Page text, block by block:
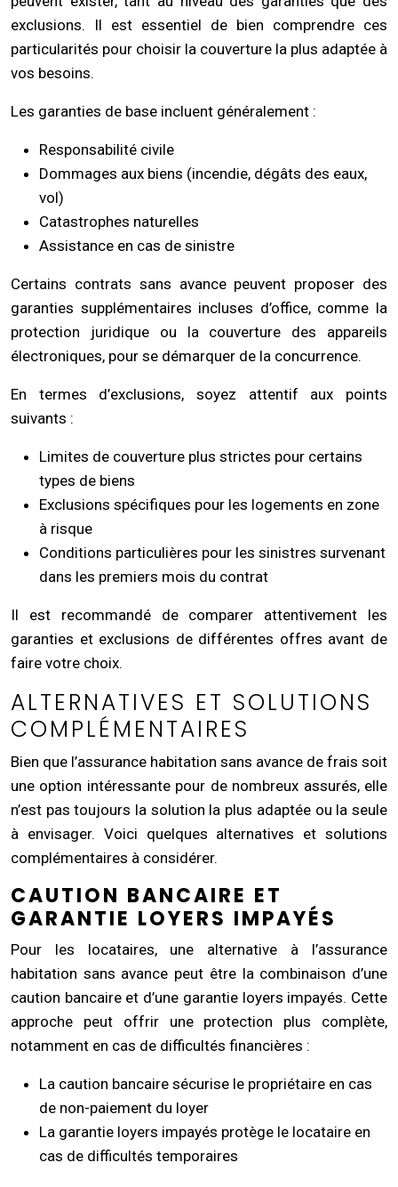
exclusions. Il est essentiel de bien comprendre ces
particularités pour choisir la couverture la plus adaptée à
vos besoins.
Les garanties de base incluent généralement :
Responsabilité civile
Dommages aux biens (incendie, dégâts des eaux,
vol)
Catastrophes naturelles
Assistance en cas de sinistre
Certains contrats sans avance peuvent proposer des
garanties supplémentaires incluses d’office, comme la
protection juridique ou la couverture des appareils
électroniques, pour se démarquer de la concurrence.
En termes d’exclusions, soyez attentif aux points
suivants :
Limites de couverture plus strictes pour certains
types de biens
Exclusions spécifiques pour les logements en zone
à risque
Conditions particulières pour les sinistres survenant
dans les premiers mois du contrat
Il est recommandé de comparer attentivement les
garanties et exclusions de différentes offres avant de
faire votre choix.
ALTERNATIVES ET SOLUTIONS
COMPLÉMENTAIRES
Bien que l’assurance habitation sans avance de frais soit
une option intéressante pour de nombreux assurés, elle
n’est pas toujours la solution la plus adaptée ou la seule
à envisager. Voici quelques alternatives et solutions
complémentaires à considérer.
CAUTION BANCAIRE ET
GARANTIE LOYERS IMPAYÉS
Pour les locataires, une alternative à l’assurance
habitation sans avance peut être la combinaison d’une
caution bancaire et d’une garantie loyers impayés. Cette
approche peut offrir une protection plus complète,
notamment en cas de difficultés financières :
La caution bancaire sécurise le propriétaire en cas
de non-paiement du loyer
La garantie loyers impayés protège le locataire en
cas de difficultés temporaires